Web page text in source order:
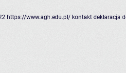
https://www.agh.edu.pl/ kontakt deklaracja